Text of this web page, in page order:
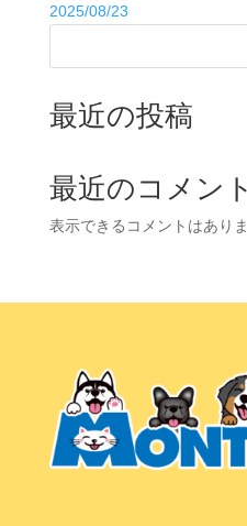
2025/08/23
最近の投稿
最近のコメント
表示できるコメントはありま